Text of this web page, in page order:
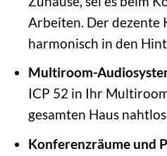
Arbeiten. Der dezente
harmonisch in den
Multiroom-
ICP 52 in Ihr
gesamten Haus
Konferenzräume und